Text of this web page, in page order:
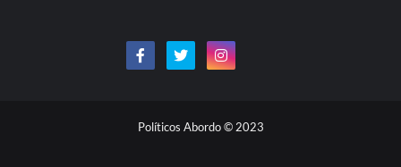
Políticos Abordo © 2023